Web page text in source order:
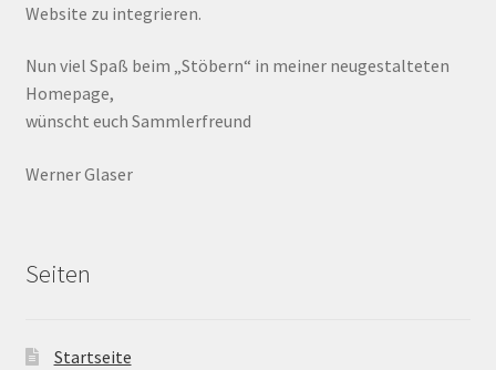
Website zu integrieren.
Nun viel Spaß beim „Stöbern“ in meiner neugestalteten
Homepage,
wünscht euch Sammlerfreund
Werner Glaser
Seiten
Startseite